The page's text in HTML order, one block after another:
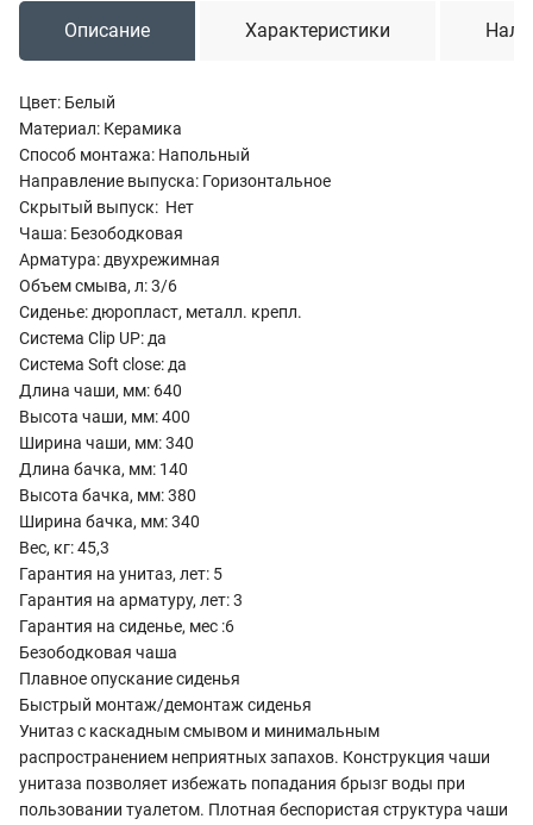
Описание Характеристики
Цвет: Белый
Материал: Керамика
Способ монтажа: Напольный
Направление выпуска: Горизонтальное
Скрытый выпуск: Нет
Чаша: Безободковая
Арматура: двухрежимная
Объем смыва, л: 3/6
Сиденье: дюропласт, металл. крепл.
Система Clip UP: да
Система Soft close: да
Длина чаши, мм: 640
Высота чаши, мм: 400
Ширина чаши, мм: 340
Длина бачка, мм: 140
Высота бачка, мм: 380
Ширина бачка, мм: 340
Вес, кг: 45,3
Гарантия на унитаз, лет: 5
Гарантия на арматуру, лет: 3
Гарантия на сиденье, мес :6
Безободковая чаша
Плавное опускание сиденья
Быстрый монтаж/демонтаж сиденья
Унитаз с каскадным смывом и минимальным
распространением неприятных запахов. Конструкция чаши
унитаза позволяет избежать попадания брызг воды при
пользовании туалетом. Плотная беспористая структура чаши